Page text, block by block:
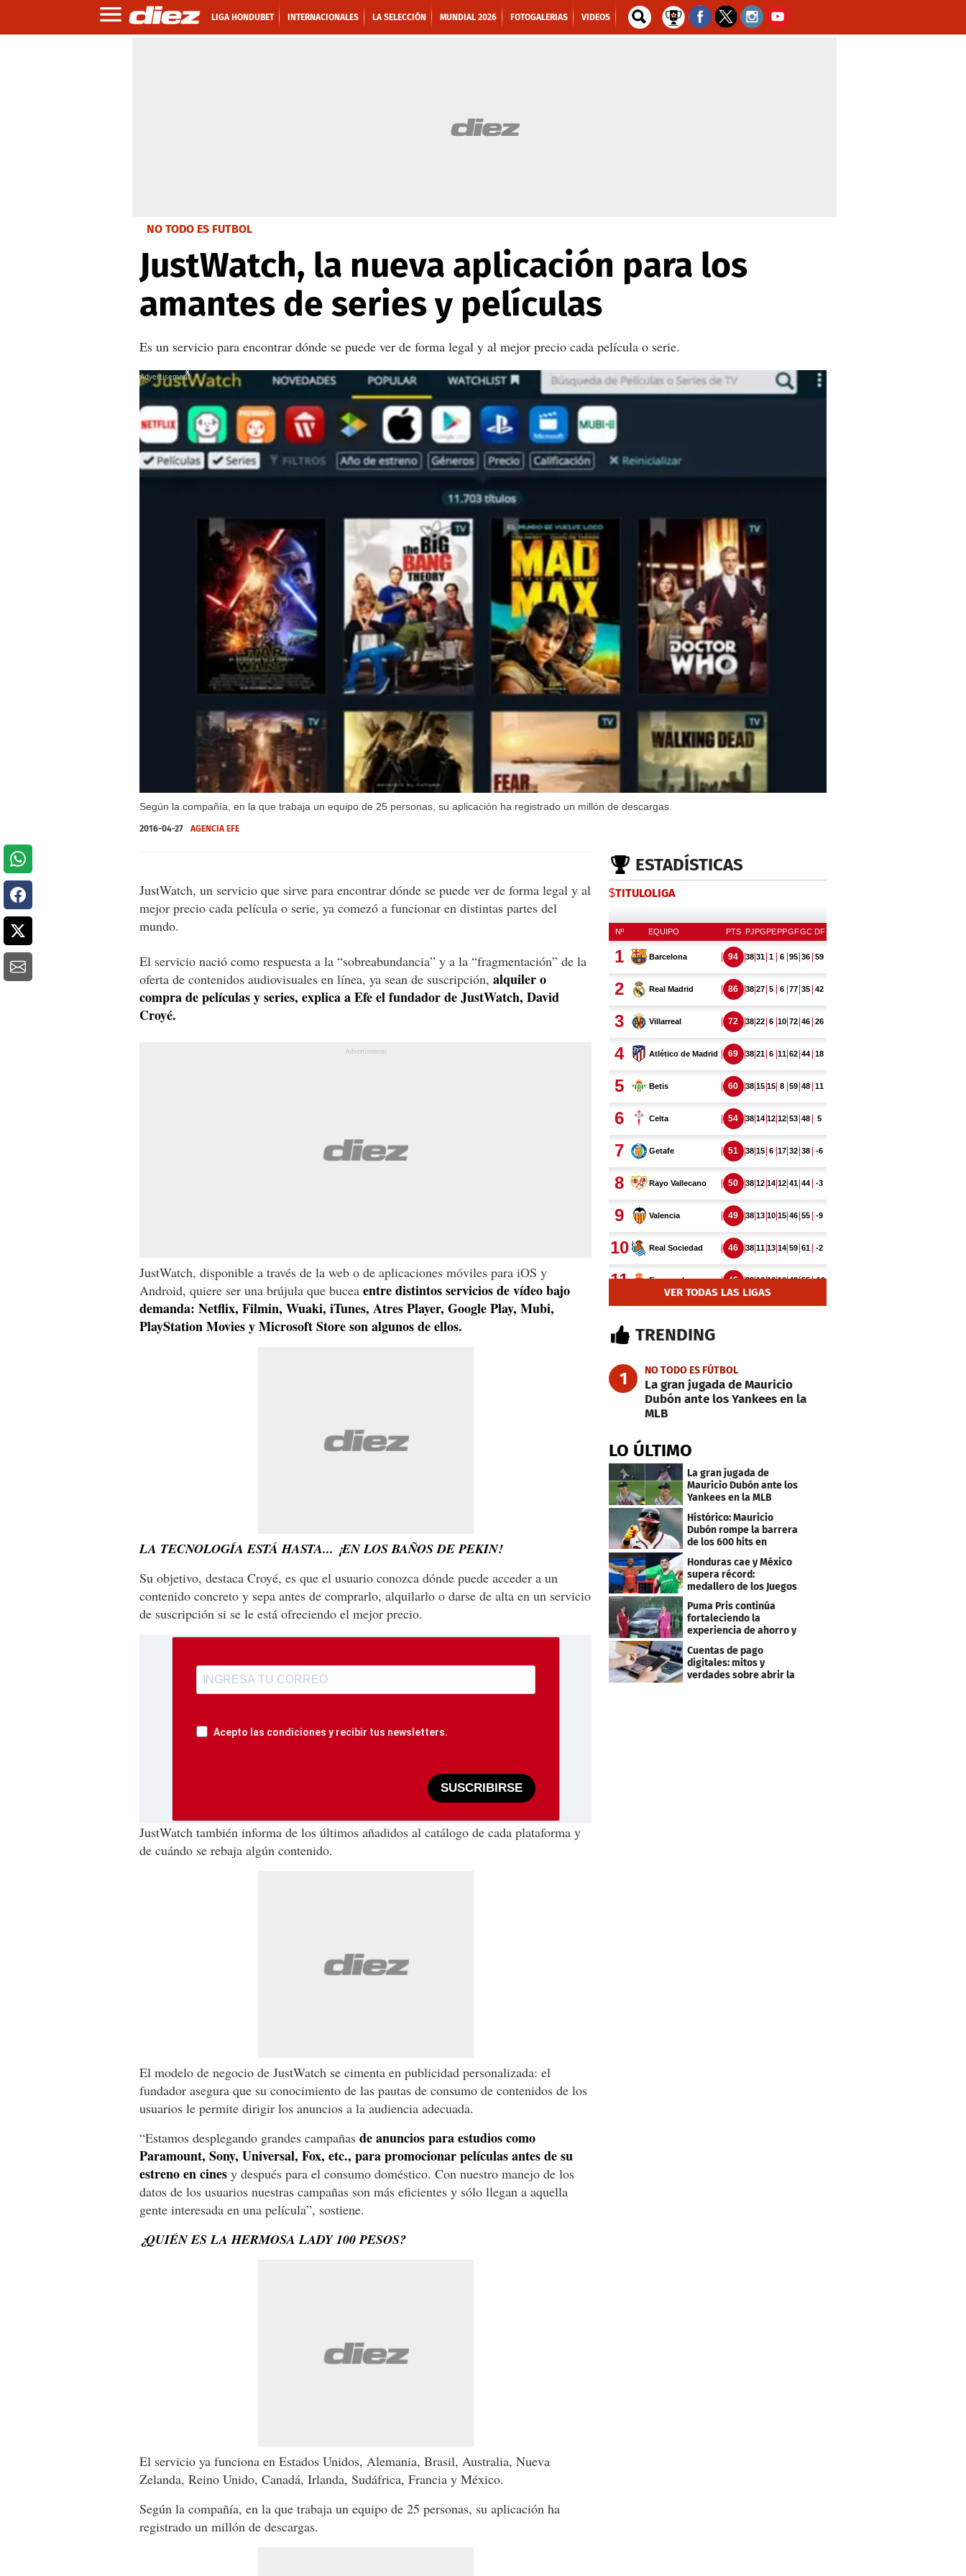
LIGA HONDUBET INTERNACIONALES LA SELECCIÓN MUNDIAL 2026 FOTOGALERIAS VIDEOS
NO TODO ES FUTBOL
JustWatch, la nueva aplicación para los
amantes de series y películas
Es un servicio para encontrar dónde se puede ver de forma legal y al mejor precio cada película o serie.
Según la compañía, en la que trabaja un equipo de 25 personas, su aplicación ha registrado un millón de descargas.
X
2016-04-27 AGENCIA EFE
JustWatch, un servicio que sirve para encontrar dónde se puede ver de forma legal y al
mejor precio cada película o serie, ya comezó a funcionar en distintas partes del
mundo.
El servicio nació como respuesta a la “sobreabundancia” y a la “fragmentación” de la
oferta de contenidos audiovisuales en línea, ya sean de suscripción, alquiler o
compra de películas y series, explica a Efe el fundador de JustWatch, David
Croyé.
JustWatch, disponible a través de la web o de aplicaciones móviles para iOS y
Android, quiere ser una brújula que bucea entre distintos servicios de vídeo bajo
demanda: Netflix, Filmin, Wuaki, iTunes, Atres Player, Google Play, Mubi,
PlayStation Movies y Microsoft Store son algunos de ellos.
LA TECNOLOGÍA ESTÁ HASTA... ¡EN LOS BAÑOS DE PEKIN!
Su objetivo, destaca Croyé, es que el usuario conozca dónde puede acceder a un
contenido concreto y sepa antes de comprarlo, alquilarlo o darse de alta en un servicio
de suscripción si se le está ofreciendo el mejor precio.
Acepto las condiciones y recibir tus newsletters.
SUSCRIBIRSE
JustWatch también informa de los últimos añadidos al catálogo de cada plataforma y
de cuándo se rebaja algún contenido.
El modelo de negocio de JustWatch se cimenta en publicidad personalizada: el
fundador asegura que su conocimiento de las pautas de consumo de contenidos de los
usuarios le permite dirigir los anuncios a la audiencia adecuada.
“Estamos desplegando grandes campañas de anuncios para estudios como
Paramount, Sony, Universal, Fox, etc., para promocionar películas antes de su
estreno en cines y después para el consumo doméstico. Con nuestro manejo de los
datos de los usuarios nuestras campañas son más eficientes y sólo llegan a aquella
gente interesada en una película”, sostiene.
¿QUIÉN ES LA HERMOSA LADY 100 PESOS?
El servicio ya funciona en Estados Unidos, Alemania, Brasil, Australia, Nueva
Zelanda, Reino Unido, Canadá, Irlanda, Sudáfrica, Francia y México.
Según la compañía, en la que trabaja un equipo de 25 personas, su aplicación ha
registrado un millón de descargas.
ESTADÍSTICAS
$TITULOLIGA
VER TODAS LAS LIGAS
TRENDING
1 NO TODO ES FÚTBOL
La gran jugada de Mauricio
Dubón ante los Yankees en la
MLB
LO ÚLTIMO
La gran jugada de
Mauricio Dubón ante los
Yankees en la MLB
Histórico: Mauricio
Dubón rompe la barrera
de los 600 hits en
Honduras cae y México
supera récord:
medallero de los Juegos
Centroamericanos
Puma Pris continúa
fortaleciendo la
experiencia de ahorro y
clientes
Cuentas de pago
digitales: mitos y
verdades sobre abrir la